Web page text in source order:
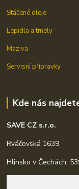
Stáčené oleje
Lepidla a tmely
Maziva
Servisní přípravky
Kde nás
SAVE CZ s.r.o.
Rváčovská 1639,
Hlinsko v Čechách,